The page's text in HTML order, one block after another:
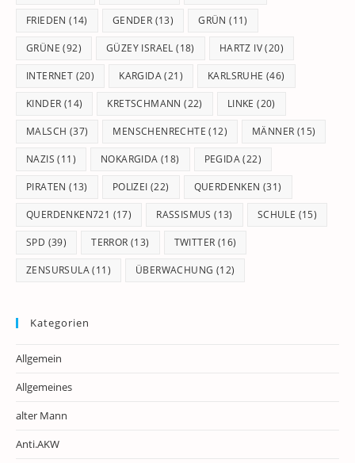
FRIEDEN (14) GENDER (13) GRÜN (11)
GRÜNE (92) GÜZEY ISRAEL (18) HARTZ IV(20)
INTERNET (20) KARGIDA(21) KARLSRUHE (46)
KINDER (14) KRETSCHMANN (22) LINKE (20)
MALSCH (37) MENSCHENRECHTE (12) MÄNNER (15)
NAZIS (11) NOKARGIDA (18) PEGIDA(22)
PIRATEN (13) POLIZEI (22) QUERDENKEN (31)
QUERDENKEN721 (17) RASSISMUS (13) SCHULE (15)
SPD (39) TERROR (13) TWITTER (16)
ZENSURSULA(11) ÜBERWACHUNG (12)
Kategorien
Allgemein
Allgemeines
alter Mann
Anti.AKW